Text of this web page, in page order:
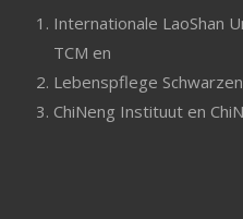
Internationale LaoShan
TCM en
Lebenspflege
ChiNeng Instituuten